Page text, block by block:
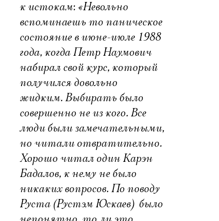
к истокам: «Невольно
вспоминаешь то паническое
состояние в июне-июле 1988
года, когда Петр Наумович
набирал свой курс, который
получился довольно
жидким. Выбирать было
совершенно не из кого. Все
люди были замечательными,
но читали отвратительно.
Хорошо читал один Карэн
Бадалов, к нему не было
никаких вопросов. По поводу
Руста (Рустэм Юскаев)  было